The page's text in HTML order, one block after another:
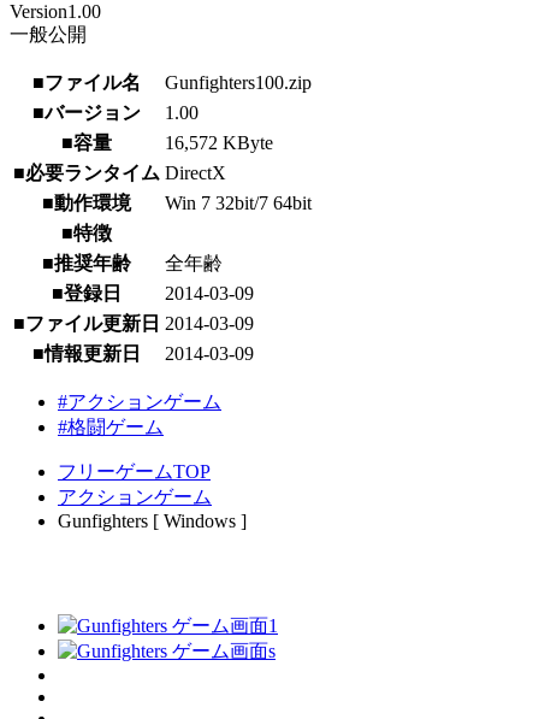
Version1.00
一般公開
■ファイル名
Gunfighters100.zip
■バージョン
1.00
■容量
16,572 KByte
■必要ランタイム DirectX
■動作環境
Win 7 32bit/7 64bit
■特徴
■推奨年齢
全年齢
■登録日
2014-03-09
■ファイル更新日 2014-03-09
■情報更新日
2014-03-09
#アクションゲーム
#格闘ゲーム
フリーゲームTOP
アクションゲーム
Gunfighters [ Windows ]